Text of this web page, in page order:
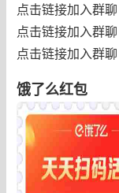
点击链接加入群聊
点击链接加入群聊
点击链接加入群聊
饿了么红包